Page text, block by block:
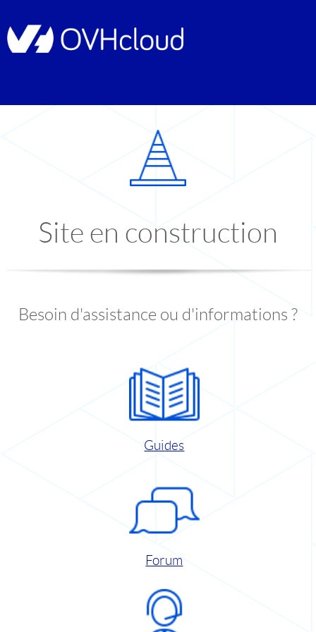
Site en construction
Besoin d'assistance ou d'informations ?
Guides
Forum